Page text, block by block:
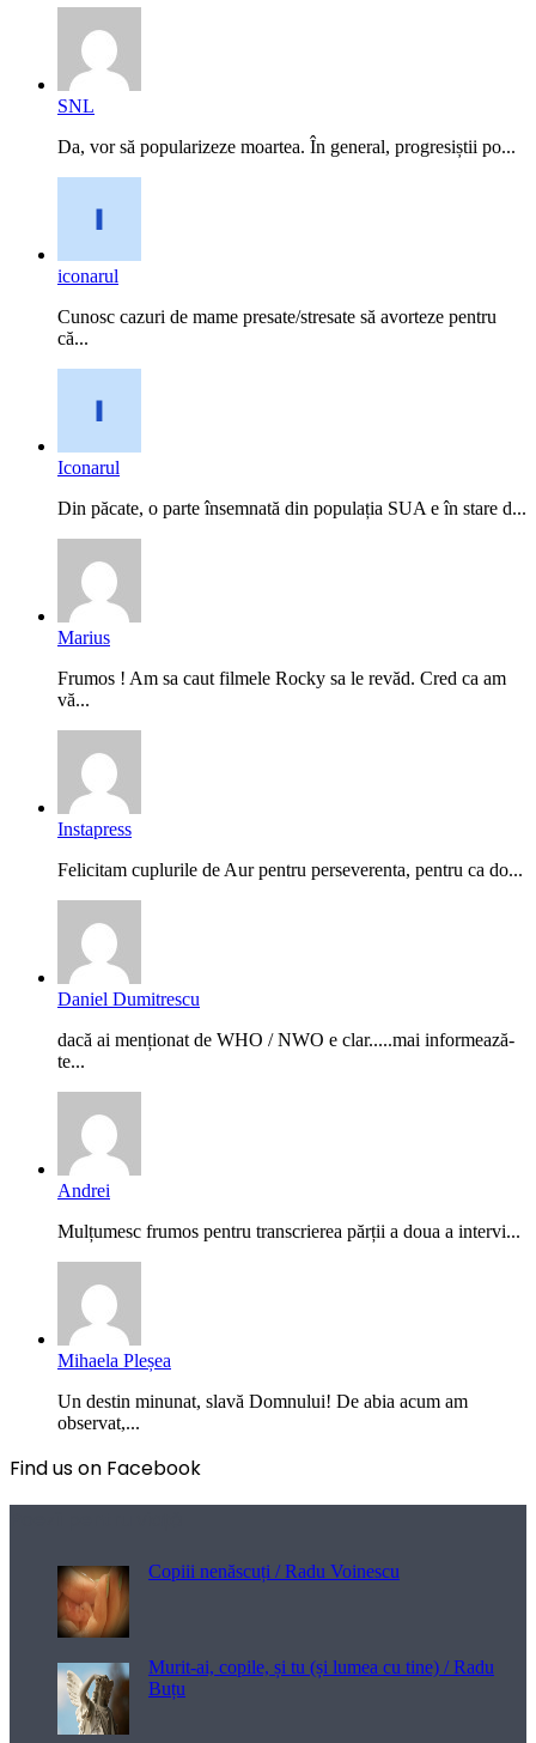
SNL
Da, vor să popularizeze moartea. În general, progresiștii po...
iconarul
Cunosc cazuri de mame presate/stresate să avorteze pentru
că...
Iconarul
Din păcate, o parte însemnată din populația SUA e în stare d...
Marius
Frumos ! Am sa caut filmele Rocky sa le revăd. Cred ca am
vă...
Instapress
Felicitam cuplurile de Aur pentru perseverenta, pentru ca do...
Daniel Dumitrescu
dacă ai menționat de WHO / NWO e clar.....mai informează-
te...
Andrei
Mulțumesc frumos pentru transcrierea părții a doua a intervi...
Mihaela Pleșea
Un destin minunat, slavă Domnului! De abia acum am
observat,...
Find us on Facebook
Copiii nenăscuți / Radu Voinescu
Murit-ai, copile, și tu (și lumea cu tine) / Radu
Buțu